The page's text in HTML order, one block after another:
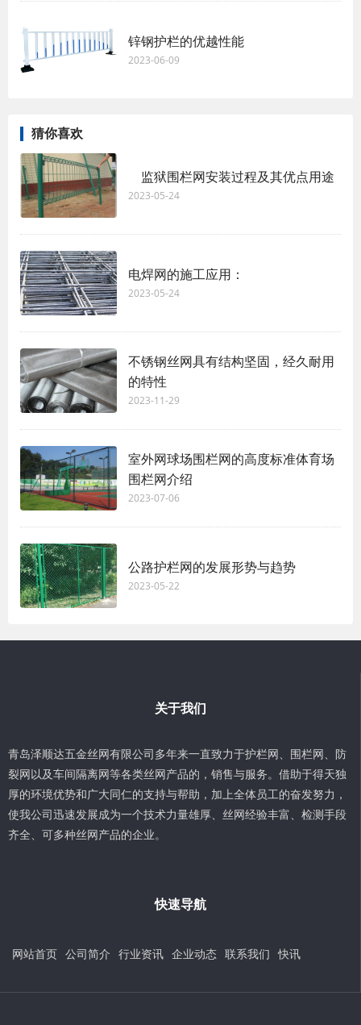
锌钢护栏的优越性能
2023-06-09
猜你喜欢
监狱围栏网安装过程及其优点用途
2023-05-24
电焊网的施工应用：
2023-05-24
不锈钢丝网具有结构坚固，经久耐用
的特性
2023-11-29
室外网球场围栏网的高度标准体育场
围栏网介绍
2023-07-06
公路护栏网的发展形势与趋势
2023-05-22
关于我们
青岛泽顺达五金丝网有限公司多年来一直致力于护栏网、围栏网、防
裂网以及车间隔离网等各类丝网产品的，销售与服务。借助于得天独
厚的环境优势和广大同仁的支持与帮助，加上全体员工的奋发努力，
使我公司迅速发展成为一个技术力量雄厚、丝网经验丰富、检测手段
齐全、可多种丝网产品的企业。
快速导航
网站首页 公司简介 行业资讯 企业动态 联系我们 快讯